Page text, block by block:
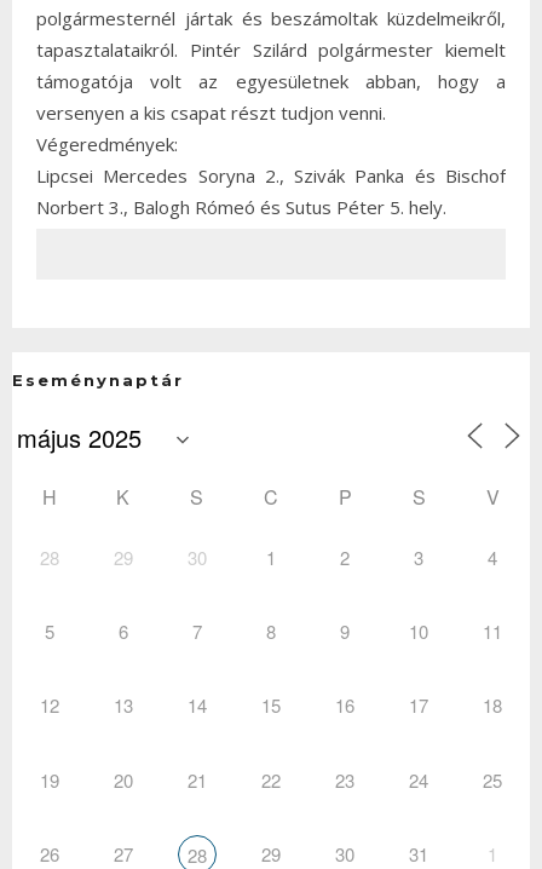
polgármesternél jártak és beszámoltak küzdelmeikről,
tapasztalataikról. Pintér Szilárd polgármester kiemelt
támogatója volt az egyesületnek abban, hogy a
versenyen a kis csapat részt tudjon venni.
Végeredmények:
Lipcsei Mercedes Soryna 2., Szivák Panka és Bischof
Norbert 3., Balogh Rómeó és Sutus Péter 5. hely.
Eseménynaptár
H K S C P S V
28 29 30 1 2 3 4
5 6 7 8 9 10 11
12 13 14 15 16 17 18
19 20 21 22 23 24 25
26 27 28 29 30 31 1